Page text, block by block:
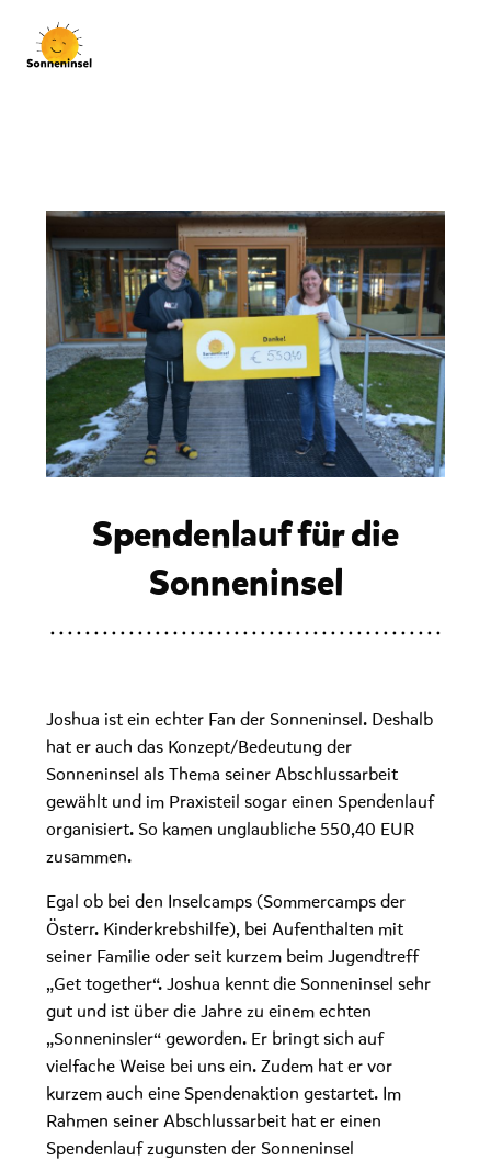
Spendenlauf für die
Sonneninsel
Joshua ist ein echter Fan der Sonneninsel. Deshalb
hat er auch das Konzept/Bedeutung der
Sonneninsel als Thema seiner Abschlussarbeit
gewählt und im Praxisteil sogar einen Spendenlauf
organisiert. So kamen unglaubliche 550,40 EUR
zusammen.
Egal ob bei den Inselcamps (Sommercamps der
Österr. Kinderkrebshilfe), bei Aufenthalten mit
seiner Familie oder seit kurzem beim Jugendtreff
„Get together“. Joshua kennt die Sonneninsel sehr
gut und ist über die Jahre zu einem echten
„Sonneninsler“ geworden. Er bringt sich auf
vielfache Weise bei uns ein. Zudem hat er vor
kurzem auch eine Spendenaktion gestartet. Im
Rahmen seiner Abschlussarbeit hat er einen
Spendenlauf zugunsten der Sonneninsel